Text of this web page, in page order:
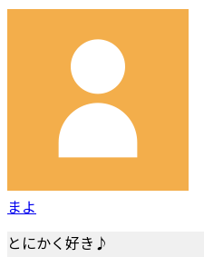
まよ
とにかく好き♪